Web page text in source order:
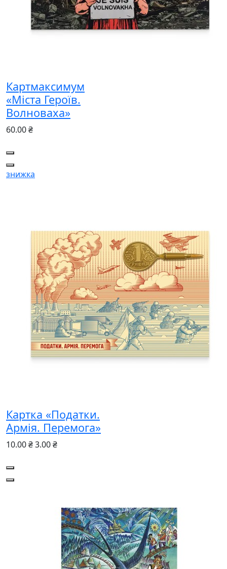
Картмаксимум
«Міста Героїв.
Волноваха»
60.00 ₴
знижка
Картка «Податки.
Армія. Перемога»
10.00 ₴3.00 ₴